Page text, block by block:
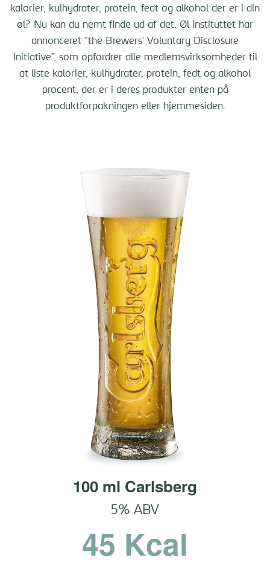
kalorier, kulhydrater, protein, fedt og alkohol der er i din
øl? Nu kan du nemt finde ud af det. Øl instituttet har
annonceret ”the Brewers’ Voluntary Disclosure
Initiative”, som opfordrer alle medlemsvirksomheder til
at liste kalorier, kulhydrater, protein, fedt og alkohol
procent, der er i deres produkter enten på
produktforpakningen eller hjemmesiden.
100 ml Carlsberg
5% ABV
45 Kcal